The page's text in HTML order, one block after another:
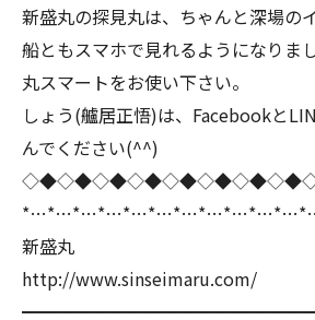
新盛丸の探見丸は、ちゃんと深場の
船ともスマホで見れるようになりま
丸スマートをお使い下さい。
しょう(艫居正悟)は、Facebookと
んでください(^^)
新盛丸
http://www.sinseimaru.com/